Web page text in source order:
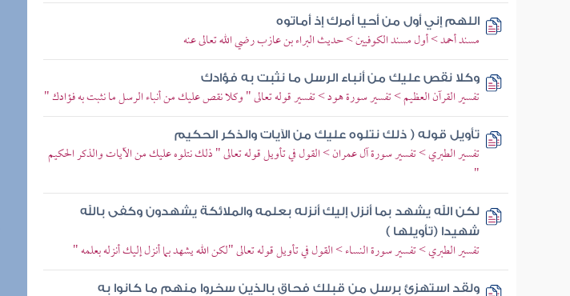
اللهم إني أول من أحيا أمرك إذ أماتوه
مسند أحمد > أول مسند الكوفيين > حديث البراء بن عازب رضي الله تعالى عنه
وكلا نقص عليك من أنباء الرسل ما نثبت به فؤادك
تفسير القرآن العظيم > تفسير سورة هود > تفسير قوله تعالى " وكلا نقص عليك من أنباء الرسل ما نثبت به فؤادك "
تأويل قوله ( ذلك نتلوه عليك من الآيات والذكر الحكيم
تفسير الطبري > تفسير سورة آل عمران > القول في تأويل قوله تعالى " ذلك نتلوه عليك من الآيات والذكر الحكيم
"
لكن الله يشهد بما أنزل إليك أنزله بعلمه والملائكة يشهدون وكفى بالله
شهيدا (تأويلها )
تفسير الطبري > تفسير سورة النساء > القول في تأويل قوله تعالى "لكن الله يشهد بما أنزل إليك أنزله بعلمه "
ولقد استهزئ برسل من قبلك فحاق بالذين سخروا منهم ما كانوا به